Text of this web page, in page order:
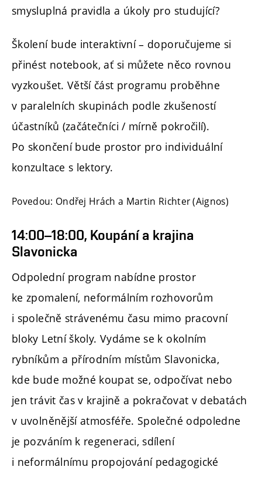
smysluplná pravidla a úkoly pro studující?
Školení bude interaktivní – doporučujeme si
přinést notebook, ať si můžete něco rovnou
vyzkoušet. Větší část programu proběhne
v paralelních skupinách podle zkušeností
účastníků (začátečníci / mírně pokročilí).
Po skončení bude prostor pro individuální
konzultace s lektory.
Povedou: Ondřej Hrách a Martin Richter (Aignos)
14:00–18:00, Koupání a krajina
Slavonicka
Odpolední program nabídne prostor
ke zpomalení, neformálním rozhovorům
i společně strávenému času mimo pracovní
bloky Letní školy. Vydáme se k okolním
rybníkům a přírodním místům Slavonicka,
kde bude možné koupat se, odpočívat nebo
jen trávit čas v krajině a pokračovat v debatách
v uvolněnější atmosféře. Společné odpoledne
je pozváním k regeneraci, sdílení
i neformálnímu propojování pedagogické